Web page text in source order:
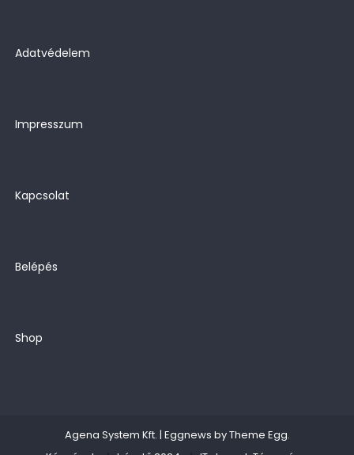
Adatvédelem
Impresszum
Kapcsolat
Belépés
Shop
Agena System Kft. | Eggnews byTheme Egg.